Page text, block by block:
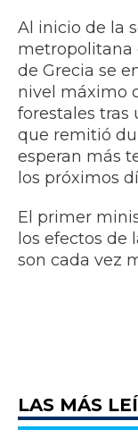
Al inicio de la
metropolitana
de Grecia se
nivel máximo
forestales tras
que remitió
esperan más
los próximos
El primer
los efectos de
son cada vez
LAS MÁS